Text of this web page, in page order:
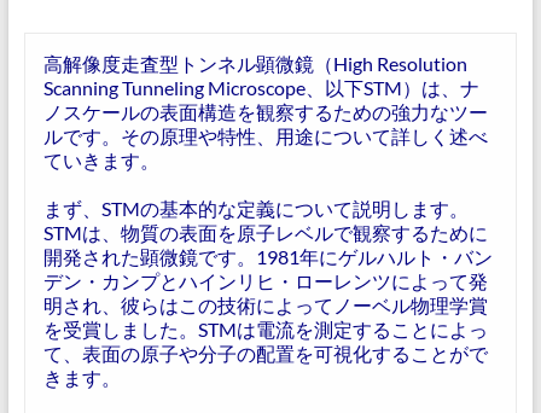
高解像度走査型トンネル顕微鏡（High Resolution
Scanning Tunneling Microscope、以下STM）は、ナ
ノスケールの表面構造を観察するための強力なツー
ルです。その原理や特性、用途について詳しく述べ
ていきます。
まず、STMの基本的な定義について説明します。
STMは、物質の表面を原子レベルで観察するために
開発された顕微鏡です。1981年にゲルハルト・バン
デン・カンプとハインリヒ・ローレンツによって発
明され、彼らはこの技術によってノーベル物理学賞
を受賞しました。STMは電流を測定することによっ
て、表面の原子や分子の配置を可視化することがで
きます。